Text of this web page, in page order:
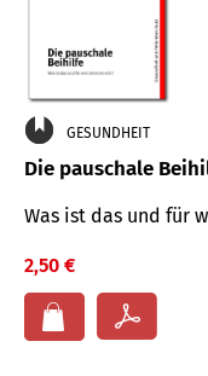
GESUNDHEIT
Die pauschale
Was ist das und für
2,50 €